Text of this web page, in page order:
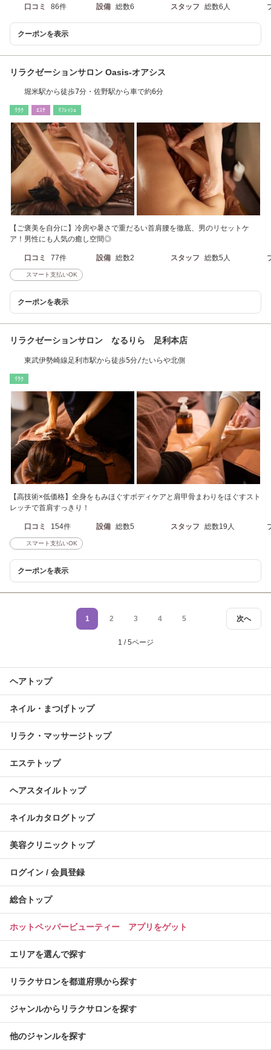
口コミ 86件 設備 総数6 スタッフ 総数6人
クーポンを表示
リラクゼーションサロン Oasis‐オアシス
堀米駅から徒歩7分・佐野駅から車で約6分
ﾘﾗｸ ｴｽﾃ ﾘﾌﾚｯｼｭ
【ご褒美を自分に】冷房や暑さで重だるい首肩腰を徹底、男のリセットケ
ア！男性にも人気の癒し空間◎
口コミ 77件 設備 総数2 スタッフ 総数5人
スマート支払いOK
クーポンを表示
リラクゼーションサロン なるりら 足利本店
東武伊勢崎線足利市駅から徒歩5分/たいらや北側
ﾘﾗｸ
【高技術×低価格】全身をもみほぐすボディケアと肩甲骨まわりをほぐすスト
レッチで首肩すっきり！
口コミ 154件 設備 総数5 スタッフ 総数19人
スマート支払いOK
クーポンを表示
次へ
1 2 3 4 5
1 / 5ページ
ヘアトップ
ネイル・まつげトップ
リラク・マッサージトップ
エステトップ
ヘアスタイルトップ
ネイルカタログトップ
美容クリニックトップ
ログイン / 会員登録
総合トップ
ホットペッパービューティー アプリをゲット
エリアを選んで探す
リラクサロンを都道府県から探す
ジャンルからリラクサロンを探す
他のジャンルを探す